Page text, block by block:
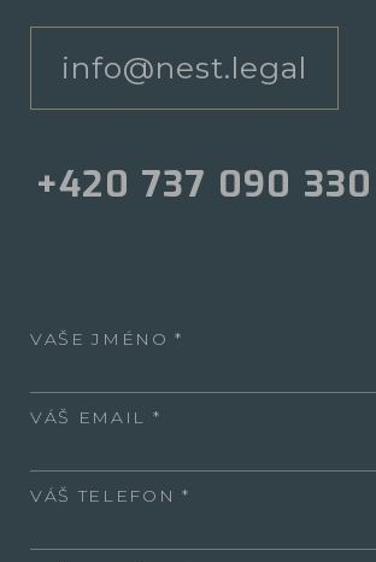
info@nest.legal
+420 737 090 330
VAŠE JMÉNO
VÁŠ EMAIL
VÁŠ TELEFON